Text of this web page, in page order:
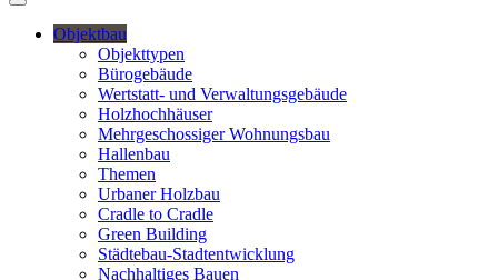
Objektbau
Objekttypen
Bürogebäude
Wertstatt- und Verwaltungsgebäude
Holzhochhäuser
Mehrgeschossiger Wohnungsbau
Hallenbau
Themen
Urbaner Holzbau
Cradle to Cradle
Green Building
Städtebau-Stadtentwicklung
Nachhaltiges Bauen